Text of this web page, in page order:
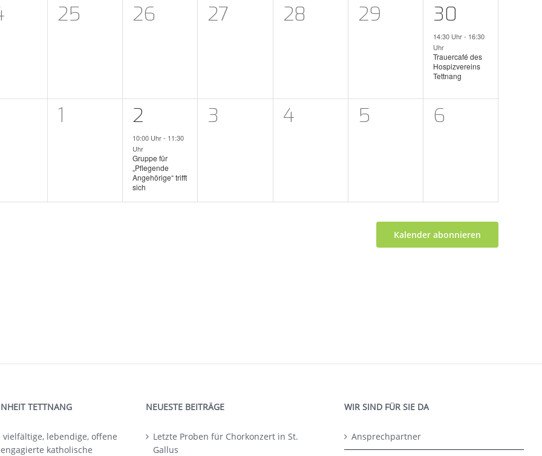
0
25
0
26
0
27
0
28
0
Veranstaltungen,
29
1
30
14:30 Uhr- 16:30
Uhr
Trauercafé des
Hospizvereins
Tettnang
0
Veranstaltungen,
1
1
Veranstaltung,
2
10:00 Uhr- 11:30
Uhr
Gruppe für
„Pflegende
Angehörige“ trifft
sich
0
3
0
4
0
5
0
6
Kalender abonnieren
TETTNANG
lebendige, offene
katholische
NEUESTE BEITRÄGE
Letzte Proben für Chorkonzert in St.
Gallus
WIR SIND FÜR SIE DA
Ansprechpartner